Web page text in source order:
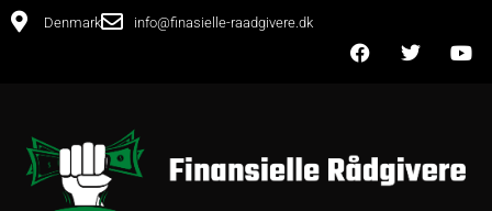
Denmark info@finasielle-raadgivere.dk